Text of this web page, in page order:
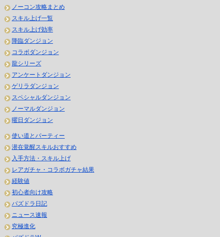
ノーコン攻略まとめ
スキル上げ一覧
スキル上げ効率
降臨ダンジョン
コラボダンジョン
龍シリーズ
アンケートダンジョン
ゲリラダンジョン
スペシャルダンジョン
ノーマルダンジョン
曜日ダンジョン
使い道とパーティー
潜在覚醒スキルおすすめ
入手方法・スキル上げ
レアガチャ・コラボガチャ結果
経験値
初心者向け攻略
パズドラ日記
ニュース速報
究極進化